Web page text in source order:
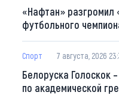
«Нафтан» разгромил
футбольного
Спорт 7 августа, 2026
Белоруска Голоскок
по академической